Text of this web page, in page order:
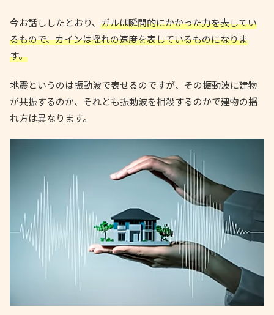
今お話ししたとおり、 ガルは瞬間的にかかった力を表してい
るもので、カインは揺れの速度を表しているものになりま
す。
地震というのは振動波で表せるのですが、その振動波に建物
が共振するのか、それとも振動波を相殺するのかで建物の揺
れ方は異なります。